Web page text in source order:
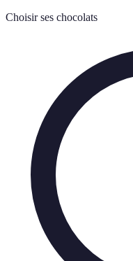
Choisir ses chocolats